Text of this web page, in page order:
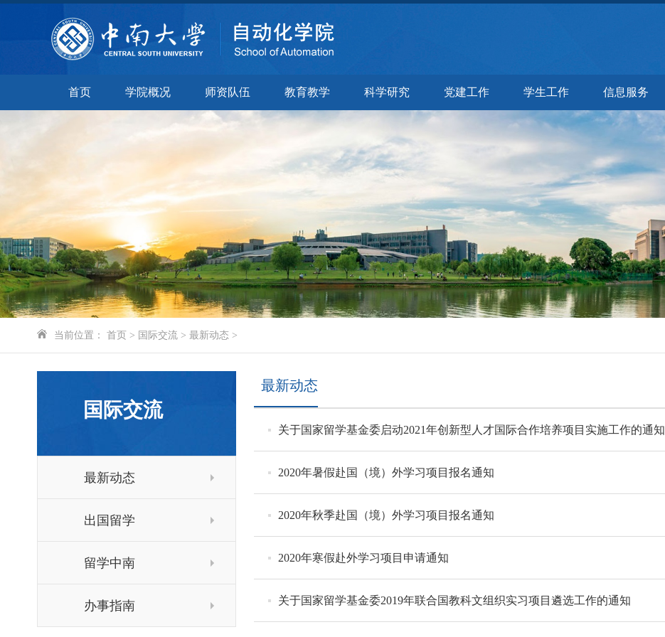
首页 学院概况 师资队伍 教育教学 科学研究 党建工作 学生工作 信息服务
当前位置： 首页 > 国际交流 > 最新动态 >
国际交流
最新动态
出国留学
留学中南
办事指南
最新动态
关于国家留学基金委启动2021年创新型人才国际合作培养项目实施工作的通知
2020年暑假赴国（境）外学习项目报名通知
2020年秋季赴国（境）外学习项目报名通知
2020年寒假赴外学习项目申请通知
关于国家留学基金委2019年联合国教科文组织实习项目遴选工作的通知